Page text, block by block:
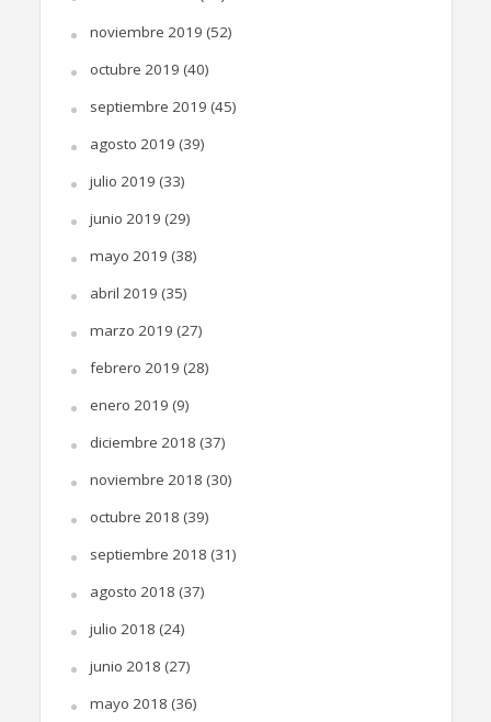
noviembre 2019 (52)
octubre 2019 (40)
septiembre 2019 (45)
agosto 2019 (39)
julio 2019 (33)
junio 2019 (29)
mayo 2019 (38)
abril 2019 (35)
marzo 2019 (27)
febrero 2019 (28)
enero 2019 (9)
diciembre 2018 (37)
noviembre 2018 (30)
octubre 2018 (39)
septiembre 2018 (31)
agosto 2018 (37)
julio 2018 (24)
junio 2018 (27)
mayo 2018 (36)